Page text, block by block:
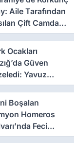
Aile Tarafından
Çift Camdan
Ocakları
Güven
Yavuz
Yeniden
Boşalan
Homeros
Feci
Neden Oldu